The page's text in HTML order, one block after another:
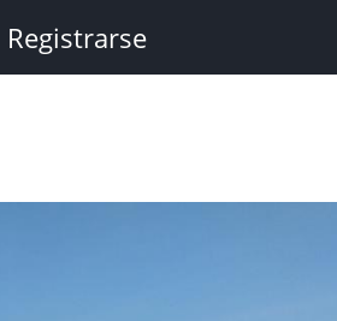
Registrarse